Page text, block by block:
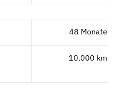
48 Monate
10.000 km